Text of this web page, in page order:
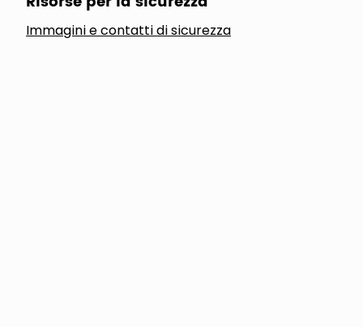
Immagini e contatti di sicurezza